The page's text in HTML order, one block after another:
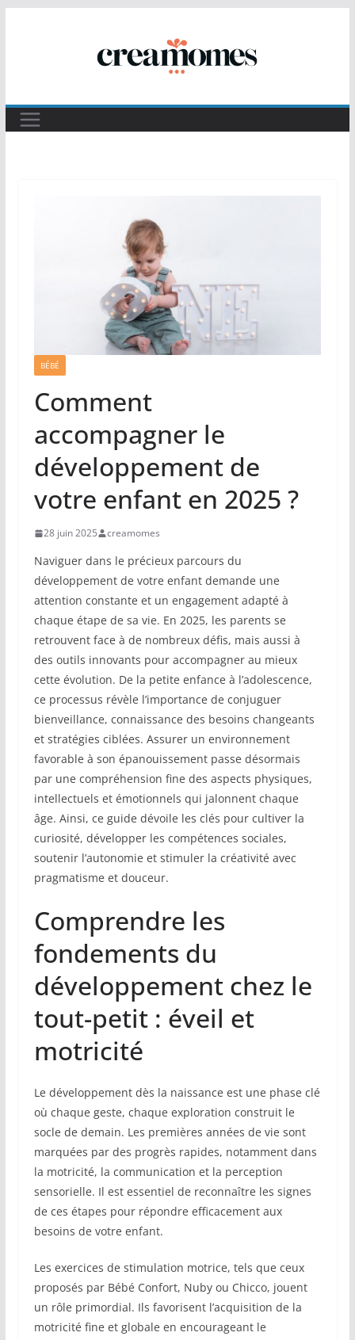
BÉBÉ
Comment
accompagner le
développement de
votre enfant en 2025 ?
28 juin 2025 creamomes
Naviguer dans le précieux parcours du
développement de votre enfant demande une
attention constante et un engagement adapté à
chaque étape de sa vie. En 2025, les parents se
retrouvent face à de nombreux défis, mais aussi à
des outils innovants pour accompagner au mieux
cette évolution. De la petite enfance à l’adolescence,
ce processus révèle l’importance de conjuguer
bienveillance, connaissance des besoins changeants
et stratégies ciblées. Assurer un environnement
favorable à son épanouissement passe désormais
par une compréhension fine des aspects physiques,
intellectuels et émotionnels qui jalonnent chaque
âge. Ainsi, ce guide dévoile les clés pour cultiver la
curiosité, développer les compétences sociales,
soutenir l’autonomie et stimuler la créativité avec
pragmatisme et douceur.
Comprendre les
fondements du
développement chez le
tout-petit : éveil et
motricité
Le développement dès la naissance est une phase clé
où chaque geste, chaque exploration construit le
socle de demain. Les premières années de vie sont
marquées par des progrès rapides, notamment dans
la motricité, la communication et la perception
sensorielle. Il est essentiel de reconnaître les signes
de ces étapes pour répondre efficacement aux
besoins de votre enfant.
Les exercices de stimulation motrice, tels que ceux
proposés par Bébé Confort, Nuby ou Chicco, jouent
un rôle primordial. Ils favorisent l’acquisition de la
motricité fine et globale en encourageant le